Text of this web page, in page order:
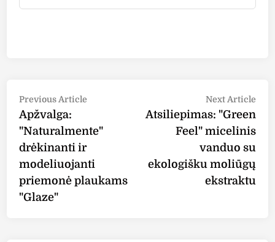
Post
navigation
Previous Article
Apžvalga:
"Naturalmente"
drėkinanti ir
modeliuojanti
priemonė plaukams
"Glaze"
Next Article
Atsiliepimas: "Green
Feel" micelinis
vanduo su
ekologišku moliūgų
ekstraktu